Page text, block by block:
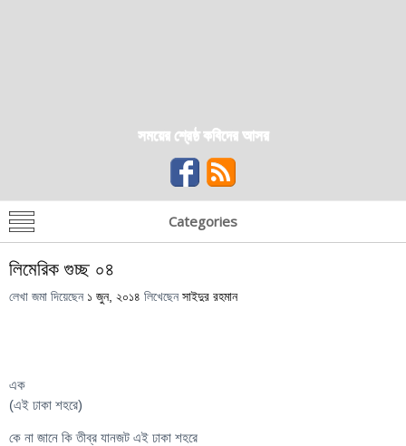
সময়ের শ্রেষ্ঠ কবিদের আসর
Categories
লিমেরিক গুচ্ছ ০৪
লেখা জমা দিয়েছেন ১ জুন, ২০১৪ লিখেছেন সাইদুর রহমান
এক
(এই ঢাকা শহরে)
কে না জানে কি তীব্র যানজট এই ঢাকা শহরে